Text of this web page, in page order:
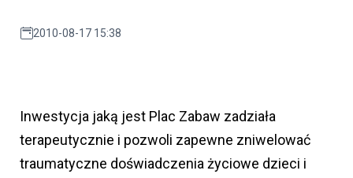
2010-08-17 15:38
Inwestycja jaką jest Plac Zabaw zadziała
terapeutycznie i pozwoli zapewne zniwelować
traumatyczne doświadczenia życiowe dzieci i